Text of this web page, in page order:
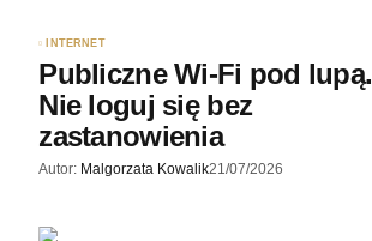
INTERNET
Publiczne Wi-Fi pod lupą.
Nie loguj się bez
zastanowienia
Autor: Malgorzata Kowalik21/07/2026